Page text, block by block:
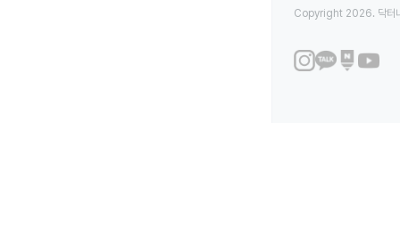
Copyright 2026. 닥터